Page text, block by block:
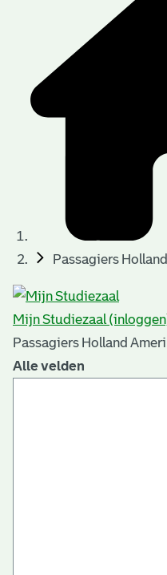
Passagiers
Mijn Studiezaal
Passagiers Holland
Alle velden